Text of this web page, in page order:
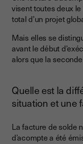
visent toutes deux
total d’un projet
Mais elles se
avant le début
alors que la
Quelle est la
situation et une
La facture de solde
d’acompte a été